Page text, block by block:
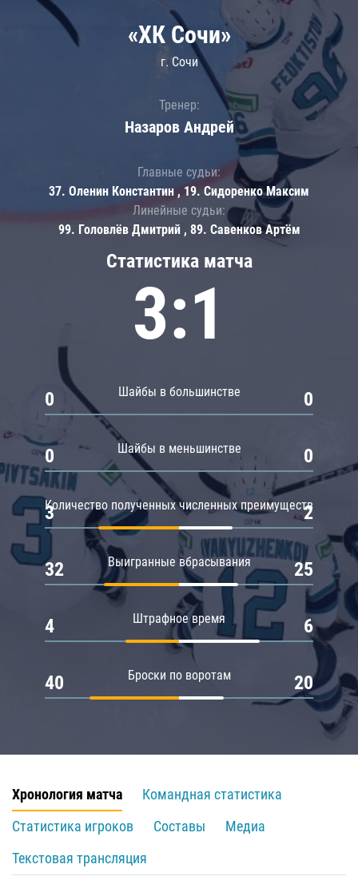
Статистика матча
3:1
Шайбы в большинстве
0 0
Шайбы в меньшинстве
0 0
Количество полученных численных преимуществ
3 2
Выигранные вбрасывания
32 25
Штрафное время
4 6
Броски по воротам
40 20
«ХК Сочи»
г. Сочи
Тренер:
Назаров Андрей
Главные судьи:
37. Оленин Константин , 19. Сидоренко Максим
Линейные судьи:
99. Головлёв Дмитрий , 89. Савенков Артём
Хронология матча
Командная статистика
Статистика игроков
Составы
Медиа
Текстовая трансляция